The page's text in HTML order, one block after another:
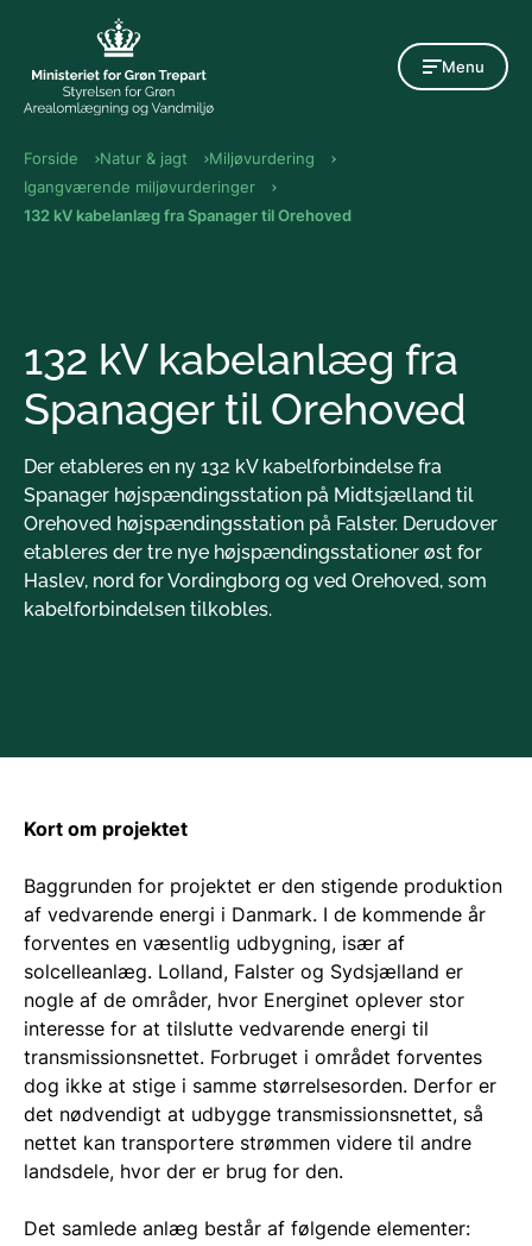
Menu
Forside Natur & jagt
Miljøvurdering
Igangværende miljøvurderinger
132 kV kabelanlæg fra Spanager til Orehoved
132 kV kabelanlæg fra
Spanager til Orehoved
Der etableres en ny 132 kV kabelforbindelse fra
Spanager højspændingsstation på Midtsjælland til
Orehoved højspændingsstation på Falster. Derudover
etableres der tre nye højspændingsstationer øst for
Haslev, nord for Vordingborg og ved Orehoved, som
kabelforbindelsen tilkobles.
Kort om projektet
Baggrunden for projektet er den stigende produktion
af vedvarende energi i Danmark. I de kommende år
forventes en væsentlig udbygning, især af
solcelleanlæg. Lolland, Falster og Sydsjælland er
nogle af de områder, hvor Energinet oplever stor
interesse for at tilslutte vedvarende energi til
transmissionsnettet. Forbruget i området forventes
dog ikke at stige i samme størrelsesorden. Derfor er
det nødvendigt at udbygge transmissionsnettet, så
nettet kan transportere strømmen videre til andre
landsdele, hvor der er brug for den.
Det samlede anlæg består af følgende elementer: